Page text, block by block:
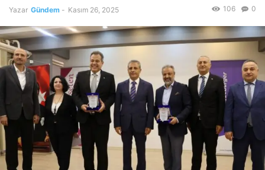
Yazar Gündem - Kasım 26, 2025 0
106